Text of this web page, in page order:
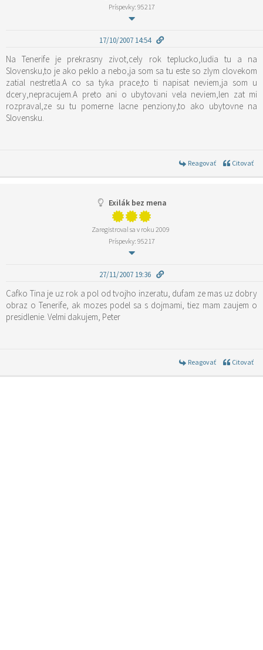
Príspevky: 95217
17/10/2007 14:54
Na Tenerife je prekrasny zivot,cely rok teplucko,ludia tu a na
Slovensku,to je ako peklo a nebo,ja som sa tu este so zlym clovekom
zatial nestretla.A co sa tyka prace,to ti napisat neviem,ja som u
dcery,nepracujem.A preto ani o ubytovani vela neviem,len zat mi
rozpraval,ze su tu pomerne lacne penziony,to ako ubytovne na
Slovensku.
Reagovať Citovať
Exilák bez mena
Zaregistroval sa v roku 2009
Príspevky: 95217
27/11/2007 19:36
Cafko Tina je uz rok a pol od tvojho inzeratu, dufam ze mas uz dobry
obraz o Tenerife, ak mozes podel sa s dojmami, tiez mam zaujem o
presidlenie. Velmi dakujem, Peter
Reagovať Citovať